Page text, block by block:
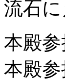
流石
本殿参
本殿